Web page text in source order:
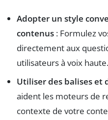
Adopter un style
contenus : Formulez
directement aux
utilisateurs à voix haute.
Utiliser des balises et
aident les moteurs de
contexte de votre